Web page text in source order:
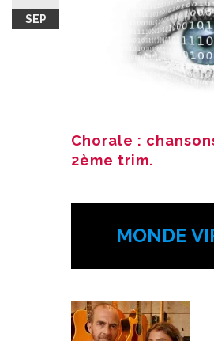
SEP
Chorale :
2ème trim.
MONDE